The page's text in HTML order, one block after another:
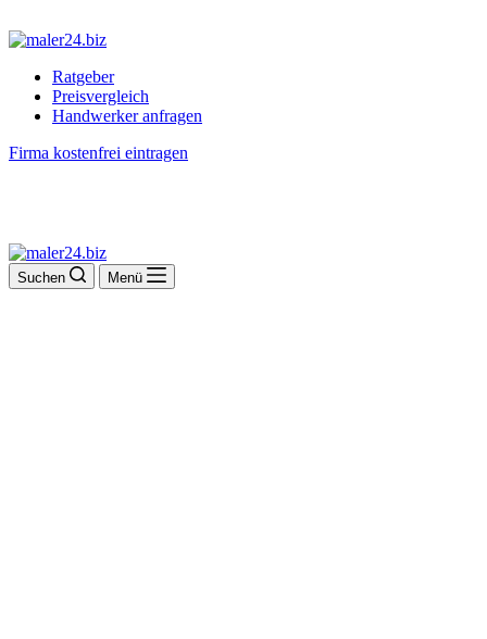
Ratgeber
Preisvergleich
Handwerker anfragen
Firma kostenfrei eintragen
Suchen Menü